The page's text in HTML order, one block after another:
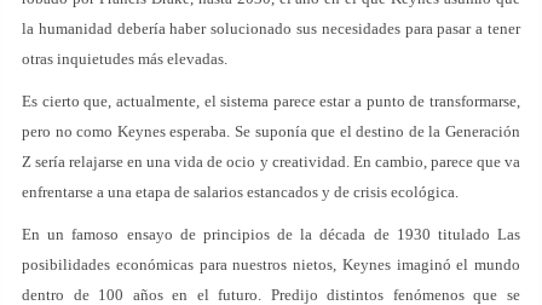
la humanidad debería haber solucionado sus necesidades para pasar a tener
otras inquietudes más elevadas.
Es cierto que, actualmente, el sistema parece estar a punto de transformarse,
pero no como Keynes esperaba. Se suponía que el destino de la Generación
Z sería relajarse en una vida de ocio y creatividad. En cambio, parece que va
enfrentarse a una etapa de salarios estancados y de crisis ecológica.
En un famoso ensayo de principios de la década de 1930 titulado Las
posibilidades económicas para nuestros nietos, Keynes imaginó el mundo
dentro de 100 años en el futuro. Predijo distintos fenómenos que se